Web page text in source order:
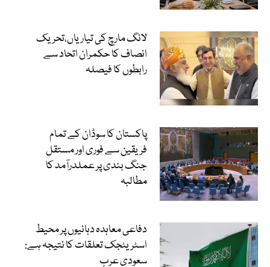
لانگ مارچ کی تیاریاں،تحریک
انصاف کا حکمران اتحاد سے
رابطوں کا فیصلہ
پاکستان کا سوڈان کے تمام
فریقین سے فوری اور مستقل
جنگ بندی پر عملدرآمد کا
مطالبہ
دفاعی معاہدہ دہائیوں پر محیط
اسٹریٹجک تعلقات کا نتیجہ ہے:
سعودی عرب